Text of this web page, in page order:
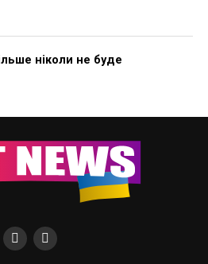
ніколи не буде